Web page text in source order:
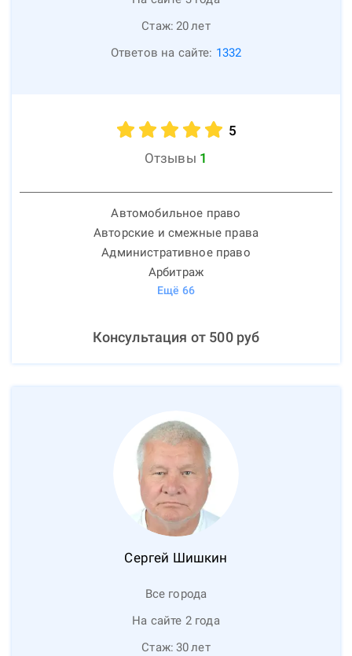
Стаж: 20лет
Ответов на сайте: 1332
5
Отзывы 1
Автомобильное право
Авторские и смежные права
Административное право
Арбитраж
Ещё 66
Консультация от 500руб
Сергей Шишкин
Все города
На сайте 2 года
Стаж: 30лет